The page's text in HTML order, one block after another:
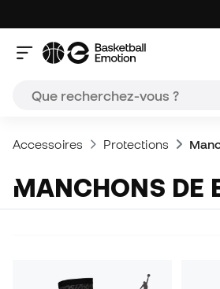
Accessoires Protections
MANCHONS DE